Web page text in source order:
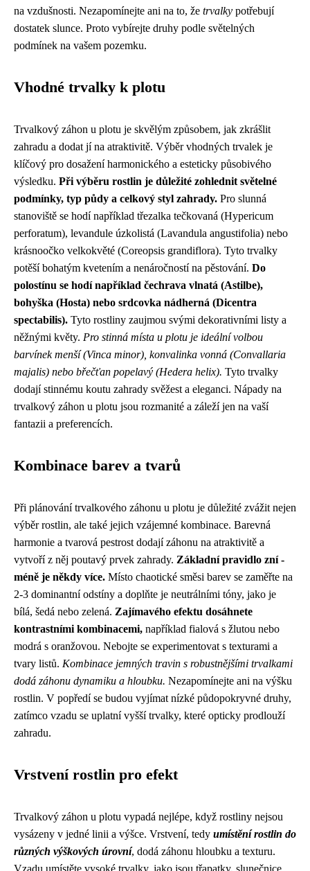
na vzdušnosti. Nezapomínejte ani na to, že trvalky potřebují
dostatek slunce. Proto vybírejte druhy podle světelných
podmínek na vašem pozemku.
Vhodné trvalky k plotu
Trvalkový záhon u plotu je skvělým způsobem, jak zkrášlit
zahradu a dodat jí na atraktivitě. Výběr vhodných trvalek je
klíčový pro dosažení harmonického a esteticky působivého
výsledku. Při výběru rostlin je důležité zohlednit světelné
podmínky, typ půdy a celkový styl zahrady. Pro slunná
stanoviště se hodí například třezalka tečkovaná (Hypericum
perforatum), levandule úzkolistá (Lavandula angustifolia) nebo
krásnoočko velkokvěté (Coreopsis grandiflora). Tyto trvalky
potěší bohatým kvetením a nenáročností na pěstování. Do
polostínu se hodí například čechrava vlnatá (Astilbe),
bohyška (Hosta) nebo srdcovka nádherná (Dicentra
spectabilis). Tyto rostliny zaujmou svými dekorativními listy a
něžnými květy. Pro stinná místa u plotu je ideální volbou
barvínek menší (Vinca minor), konvalinka vonná (Convallaria
majalis) nebo břečťan popelavý (Hedera helix). Tyto trvalky
dodají stinnému koutu zahrady svěžest a eleganci. Nápady na
trvalkový záhon u plotu jsou rozmanité a záleží jen na vaší
fantazii a preferencích.
Kombinace barev a tvarů
Při plánování trvalkového záhonu u plotu je důležité zvážit nejen
výběr rostlin, ale také jejich vzájemné kombinace. Barevná
harmonie a tvarová pestrost dodají záhonu na atraktivitě a
vytvoří z něj poutavý prvek zahrady. Základní pravidlo zní -
méně je někdy více. Místo chaotické směsi barev se zaměřte na
2-3 dominantní odstíny a doplňte je neutrálními tóny, jako je
bílá, šedá nebo zelená. Zajímavého efektu dosáhnete
kontrastními kombinacemi, například fialová s žlutou nebo
modrá s oranžovou. Nebojte se experimentovat s texturami a
tvary listů. Kombinace jemných travin s robustnějšími trvalkami
dodá záhonu dynamiku a hloubku. Nezapomínejte ani na výšku
rostlin. V popředí se budou vyjímat nízké půdopokryvné druhy,
zatímco vzadu se uplatní vyšší trvalky, které opticky prodlouží
zahradu.
Vrstvení rostlin pro efekt
Trvalkový záhon u plotu vypadá nejlépe, když rostliny nejsou
vysázeny v jedné linii a výšce. Vrstvení, tedy umístění rostlin do
různých výškových úrovní, dodá záhonu hloubku a texturu.
Vzadu umístěte vysoké trvalky, jako jsou třapatky, slunečnice